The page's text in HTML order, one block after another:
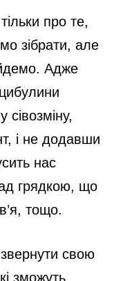
про те,
зібрати, але
Адже
сівозміну,
і не додавши
нас
грядкою, що
тощо.
свою
зможуть